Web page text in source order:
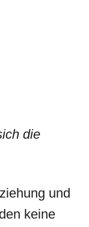
die
und
keine